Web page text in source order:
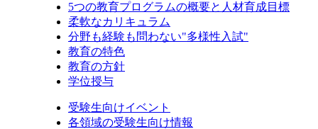
5つの教育プログラムの概要と人材育成目標
柔軟なカリキュラム
分野も経験も問わない"多様性入試"
教育の特色
教育の方針
学位授与
受験生向けイベント
各領域の受験生向け情報